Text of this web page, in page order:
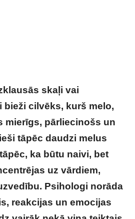
skaļi vai
bieži cilvēks, kurš melo,
mierīgs, pārliecinošs un
tāpēc daudzi melus
ka būtu naivi, bet
uz vārdiem,
Psihologi norāda
reakcijas un emocijas